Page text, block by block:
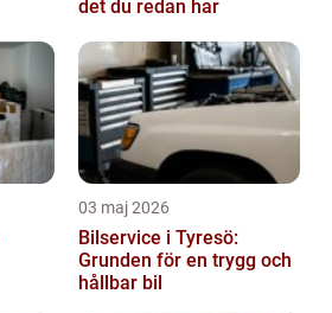
det du redan har
03 maj 2026
Bilservice i Tyresö:
Grunden för en trygg och
hållbar bil